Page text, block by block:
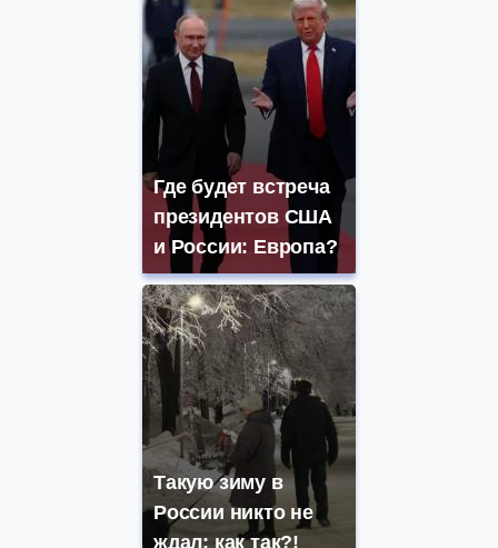
Где будет встреча
президентов США
и России: Европа?
Такую зиму в
России никто не
ждал: как так?!